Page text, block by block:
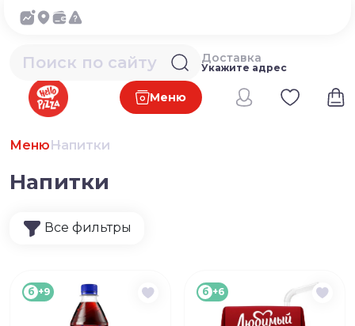
Меню
Доставка
Укажите адрес
МенюНапитки
Напитки
Все фильтры
б +9 б +6